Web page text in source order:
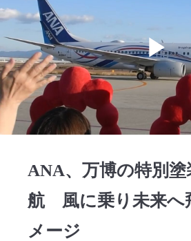
ANA、万博の特別塗
航 風に乗り未来へ
メージ